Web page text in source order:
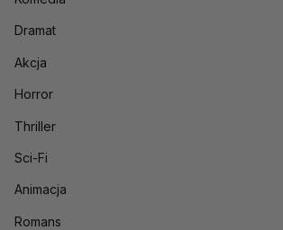
Dramat
Akcja
Horror
Thriller
Sci-Fi
Animacja
Romans